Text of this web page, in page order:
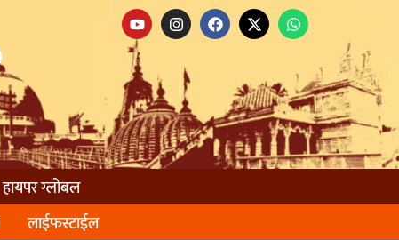
हायपर ग्लोबल
लाईफस्टाईल